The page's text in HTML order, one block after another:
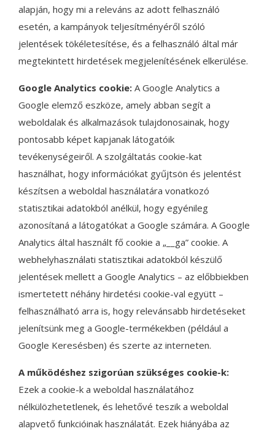
alapján, hogy mi a releváns az adott felhasználó
esetén, a kampányok teljesítményéről szóló
jelentések tökéletesítése, és a felhasználó által már
megtekintett hirdetések megjelenítésének elkerülése.
Google Analytics cookie: A Google Analytics a
Google elemző eszköze, amely abban segít a
weboldalak és alkalmazások tulajdonosainak, hogy
pontosabb képet kapjanak látogatóik
tevékenységeiről. A szolgáltatás cookie-kat
használhat, hogy információkat gyűjtsön és jelentést
készítsen a weboldal használatára vonatkozó
statisztikai adatokból anélkül, hogy egyénileg
azonosítaná a látogatókat a Google számára. A Google
Analytics által használt fő cookie a „__ga” cookie. A
webhelyhasználati statisztikai adatokból készülő
jelentések mellett a Google Analytics – az előbbiekben
ismertetett néhány hirdetési cookie-val együtt –
felhasználható arra is, hogy relevánsabb hirdetéseket
jelenítsünk meg a Google-termékekben (például a
Google Keresésben) és szerte az interneten.
A működéshez szigorúan szükséges cookie-k:
Ezek a cookie-k a weboldal használatához
nélkülözhetetlenek, és lehetővé teszik a weboldal
alapvető funkcióinak használatát. Ezek hiányába az